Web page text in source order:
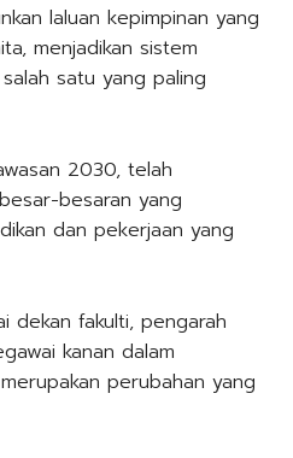
laluan kepimpinan yang
menjadikan sistem
satu yang paling
2030, telah
besaran yang
dan pekerjaan yang
dekan fakulti, pengarah
kanan dalam
perubahan yang